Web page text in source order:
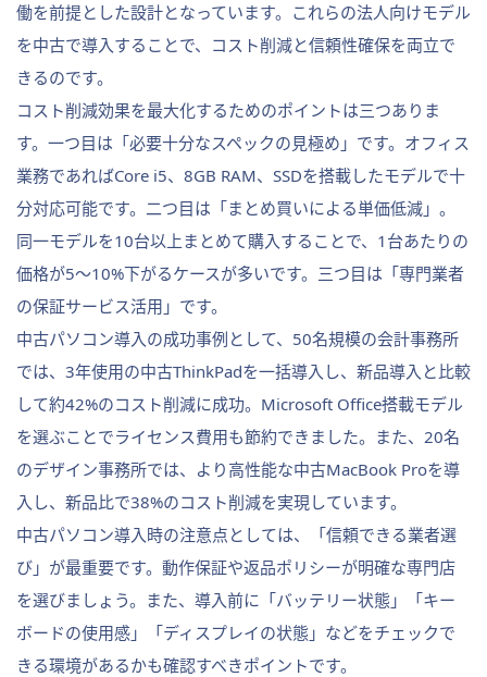
働を前提とした設計となっています。これらの法人向けモデル
を中古で導入することで、コスト削減と信頼性確保を両立で
きるのです。
コスト削減効果を最大化するためのポイントは三つありま
す。一つ目は「必要十分なスペックの見極め」です。オフィス
業務であればCore i5、8GB RAM、SSDを搭載したモデルで十
分対応可能です。二つ目は「まとめ買いによる単価低減」。
同一モデルを10台以上まとめて購入することで、1台あたりの
価格が5〜10%下がるケースが多いです。三つ目は「専門業者
の保証サービス活用」です。
中古パソコン導入の成功事例として、50名規模の会計事務所
では、3年使用の中古ThinkPadを一括導入し、新品導入と比較
して約42%のコスト削減に成功。Microsoft Office搭載モデル
を選ぶことでライセンス費用も節約できました。また、20名
のデザイン事務所では、より高性能な中古MacBook Proを導
入し、新品比で38%のコスト削減を実現しています。
中古パソコン導入時の注意点としては、「信頼できる業者選
び」が最重要です。動作保証や返品ポリシーが明確な専門店
を選びましょう。また、導入前に「バッテリー状態」「キー
ボードの使用感」「ディスプレイの状態」などをチェックで
きる環境があるかも確認すべきポイントです。